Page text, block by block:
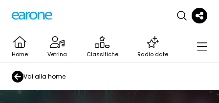
Home Vetrina Classifiche Radio date
Vai alla home